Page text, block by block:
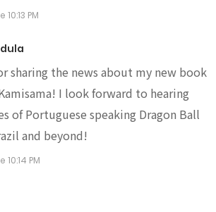
10:13 PM
sharing the news about my new book
I look forward to hearing
of Portuguese speaking Dragon Ball
and beyond!
10:14 PM